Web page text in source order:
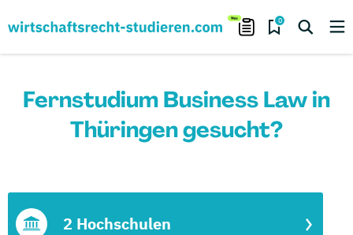
0
Fernstudium Business Law in
Thüringen gesucht?
2 Hochschulen